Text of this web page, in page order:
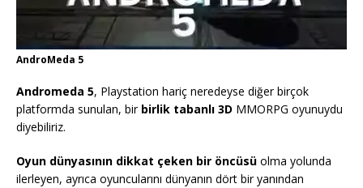
AndroMeda 5
Andromeda 5, Playstation hariç neredeyse diğer birçok
platformda sunulan, bir birlik tabanlı 3D MMORPG oyunuydu
diyebiliriz.
Oyun dünyasının dikkat çeken bir öncüsü olma yolunda
ilerleyen, ayrıca oyuncularını dünyanın dört bir yanından